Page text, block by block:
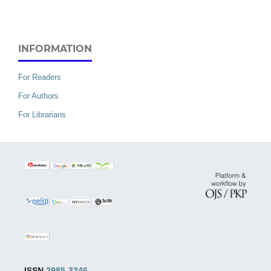
INFORMATION
For Readers
For Authors
For Librarians